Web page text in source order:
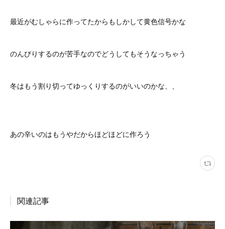
最近がむしゃらに作ってたからもしかして黄色信号かな
のんびりするのが苦手なのでどうしてもそうなっちゃう
冬はもう割り切ってゆっくりするのがいいのかな、、
あの辛いのはもうやだからほどほどに作ろう
関連記事